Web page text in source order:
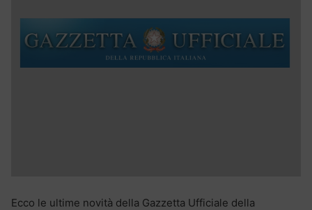
Ecco le ultime novità della Gazzetta Ufficiale della